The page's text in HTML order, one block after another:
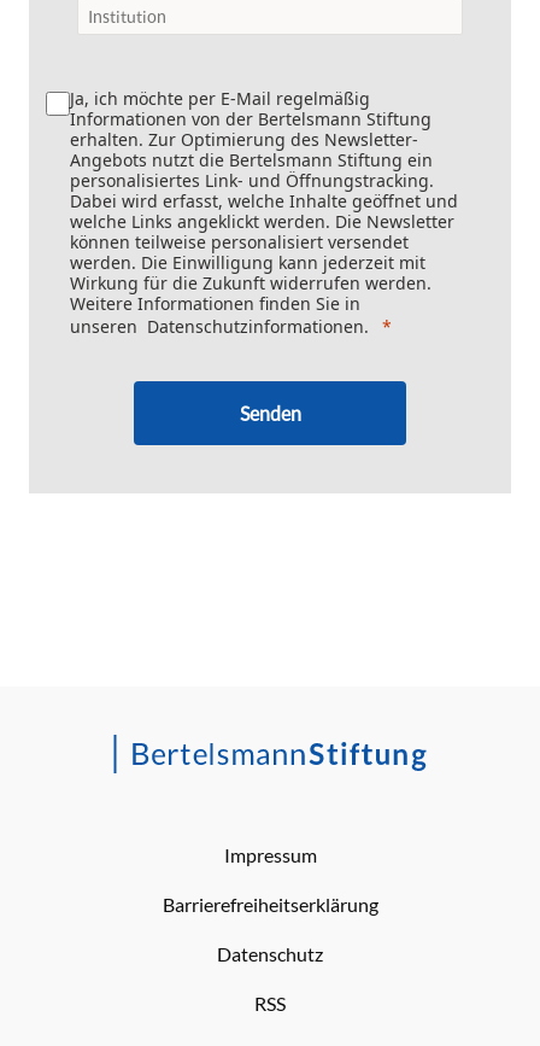
Ja, ich möchte per E-Mail regelmäßig
Informationen von der Bertelsmann Stiftung
erhalten. Zur Optimierung des Newsletter-
Angebots nutzt die Bertelsmann Stiftung ein
personalisiertes Link- und Öffnungstracking.
Dabei wird erfasst, welche Inhalte geöffnet und
welche Links angeklickt werden. Die Newsletter
können teilweise personalisiert versendet
werden. Die Einwilligung kann jederzeit mit
Wirkung für die Zukunft widerrufen werden.
Weitere Informationen finden Sie in
unseren Datenschutzinformationen.
Senden
Impressum
Barrierefreiheitserklärung
Datenschutz
RSS